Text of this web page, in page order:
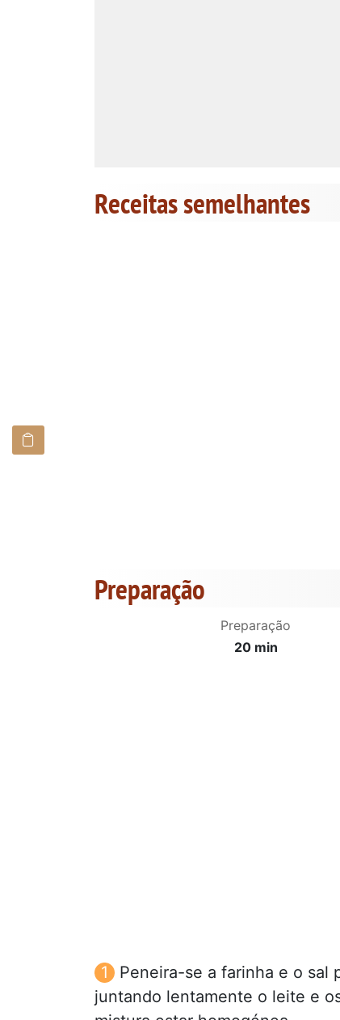
Receitas semelhantes
Preparação
Preparação
20 min
Peneira-se a farinha e o sal
juntando lentamente o leite e